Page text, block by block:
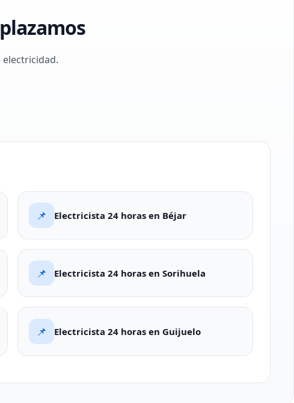
📌 Electricista 24 horas en Béjar
📌 Electricista 24 horas en Sorihuela
📌 Electricista 24 horas en Guijuelo